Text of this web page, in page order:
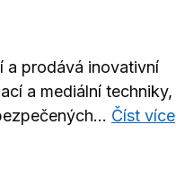
a prodává inovativní
a mediální techniky,
Číst více